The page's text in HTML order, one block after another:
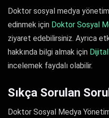
Doktor sosyal medya
edinmek için Doktor Sosyal
ziyaret edebilirsiniz. Ayrıca
hakkında bilgi almak için
incelemek faydalı olabilir.
Sıkça Sorulan
Doktor Sosyal Medya